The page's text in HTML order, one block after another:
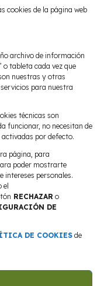
cookies de la página web
archivo de información
o tableta cada vez que
nuestras y otras
para nuestra
técnicas son
funcionar, no necesitan de
por defecto.
página, para
poder mostrarte
intereses personales.
el
RECHAZAR o
DE
DE COOKIESde
Wo sind wir?
S.L.U
1°07’26.0″W
Balsapintada, 30332
Murcia (España)
F. +34 968 15 18 91